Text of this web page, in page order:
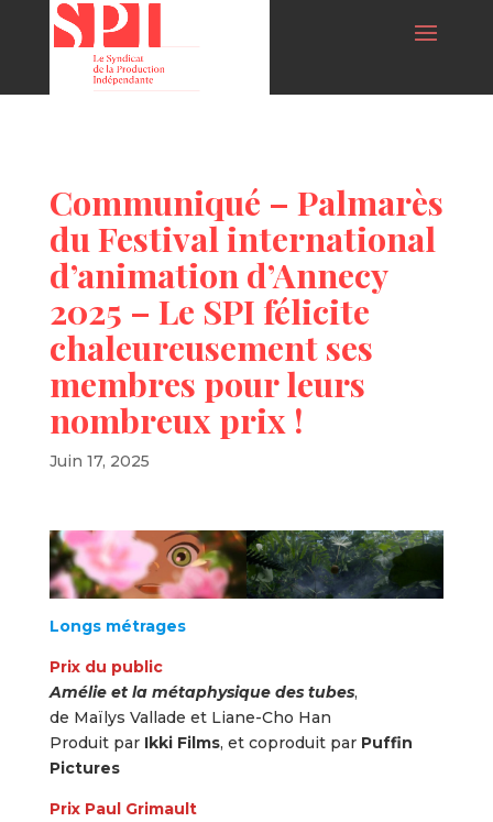
Communiqué – Palmarès
du Festival international
d’animation d’Annecy
2025 – Le SPI félicite
chaleureusement ses
membres pour leurs
nombreux prix !
Juin 17, 2025
Longs métrages
Prix du public
Amélie et la métaphysique des tubes,
de Maïlys Vallade et Liane-Cho Han
Produit par Ikki Films, et coproduit par Puffin
Pictures
Prix Paul Grimault